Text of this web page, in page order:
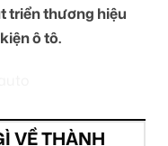
triển thương hiệu
ô tô.
VỀ THÀNH